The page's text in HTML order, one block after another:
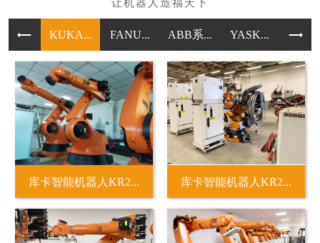
KUKA... FANU... ABB系... YASK... 其他
库卡智能机器人KR2... 库卡智能机器人KR2...